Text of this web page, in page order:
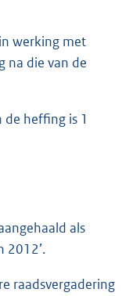
werking met
na die van de
de heffing is 1
als
2012’.
raadsvergadering